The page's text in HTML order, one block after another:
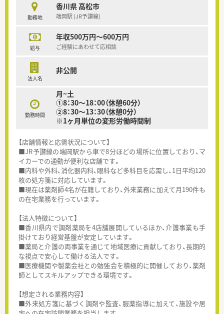
勤務地
香川県 高松市
端岡駅 (JR予讃線)
給与
年収500万円～600万円
ご経験にあわせて応相談
法人名
非公開
勤務時間
月~土
①8：30～18：00（休憩60分）
②8：30～13：30（休憩0分）
※1ヶ月単位の変形労働時間制
【店舗情報と応需状況について】
■JR予讃線の端岡駅から車で8分ほどの場所に位置しており、マ
イカーでの通勤が便利な店舗です。
■内科や外科、消化器内科、眼科など多科目を応需し、1日平均120
枚の処方箋に対応しています。
■現在は薬剤師4名が在籍しており、外来業務に加えて月190件も
の在宅業務を行っています。
【法人特徴について】
■香川県内で調剤薬局を4店舗展開しているほか、介護事業も手
掛けており経営基盤が安定しています。
■薬局と介護の両事業を通じて地域医療に貢献しており、長期的
な視点で安心して働ける法人です。
■医療機関や製薬会社との勉強会を積極的に開催しており、薬剤
師としてスキルアップできる環境です。
【想定される業務内容】
■外来処方箋に基づく調剤や監査、服薬指導に加えて、施設や居